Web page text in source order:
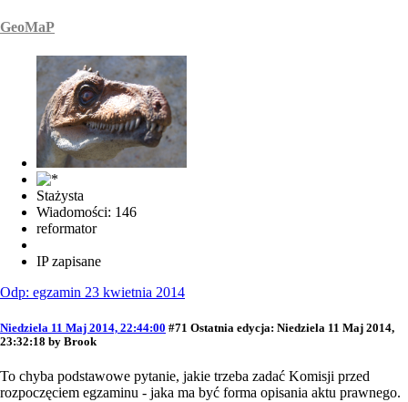
GeoMaP
Stażysta
Wiadomości: 146
reformator
IP zapisane
Odp: egzamin 23 kwietnia 2014
Niedziela 11 Maj 2014, 22:44:00 #71 Ostatnia edycja: Niedziela 11 Maj 2014,
23:32:18 by Brook
To chyba podstawowe pytanie, jakie trzeba zadać Komisji przed
rozpoczęciem egzaminu - jaka ma być forma opisania aktu prawnego.